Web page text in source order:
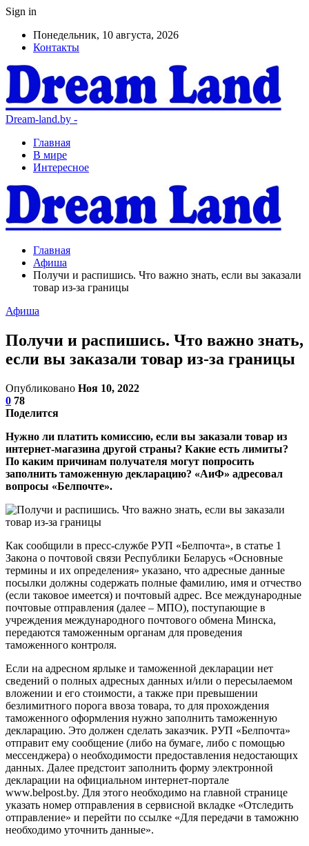
Sign in
Понедельник, 10 августа, 2026
Контакты
Dream-land.by -
Главная
В мире
Интересное
Главная
Афиша
Получи и распишись. Что важно знать, если вы заказали
товар из-за границы
Афиша
Получи и распишись. Что важно знать,
если вы заказали товар из-за границы
Опубликовано Ноя 10, 2022
0 78
Поделится
Нужно ли платить комиссию, если вы заказали товар из
интернет-магазина другой страны? Какие есть лимиты?
По каким причинам получателя могут попросить
заполнить таможенную декларацию? «АиФ» адресовал
вопросы «Белпочте».
Как сообщили в пресс-службе РУП «Белпочта», в статье 1
Закона о почтовой связи Республики Беларусь «Основные
термины и их определения» указано, что адресные данные
посылки должны содержать полные фамилию, имя и отчество
(если таковое имеется) и почтовый адрес. Все международные
почтовые отправления (далее – МПО), поступающие в
учреждения международного почтового обмена Минска,
передаются таможенным органам для проведения
таможенного контроля.
Если на адресном ярлыке и таможенной декларации нет
сведений о полных адресных данных и/или о пересылаемом
вложении и его стоимости, а также при превышении
безлимитного порога ввоза товара, то для прохождения
таможенного оформления нужно заполнить таможенную
декларацию. Это должен сделать заказчик. РУП «Белпочта»
отправит ему сообщение (либо на бумаге, либо с помощью
мессенджера) о необходимости предоставления недостающих
данных. Далее предстоит заполнить форму электронной
декларации на официальном интернет-портале
www.belpost.by. Для этого необходимо на главной странице
указать номер отправления в сервисной вкладке «Отследить
отправление» и перейти по ссылке «Для передачи в таможню
необходимо уточнить данные».